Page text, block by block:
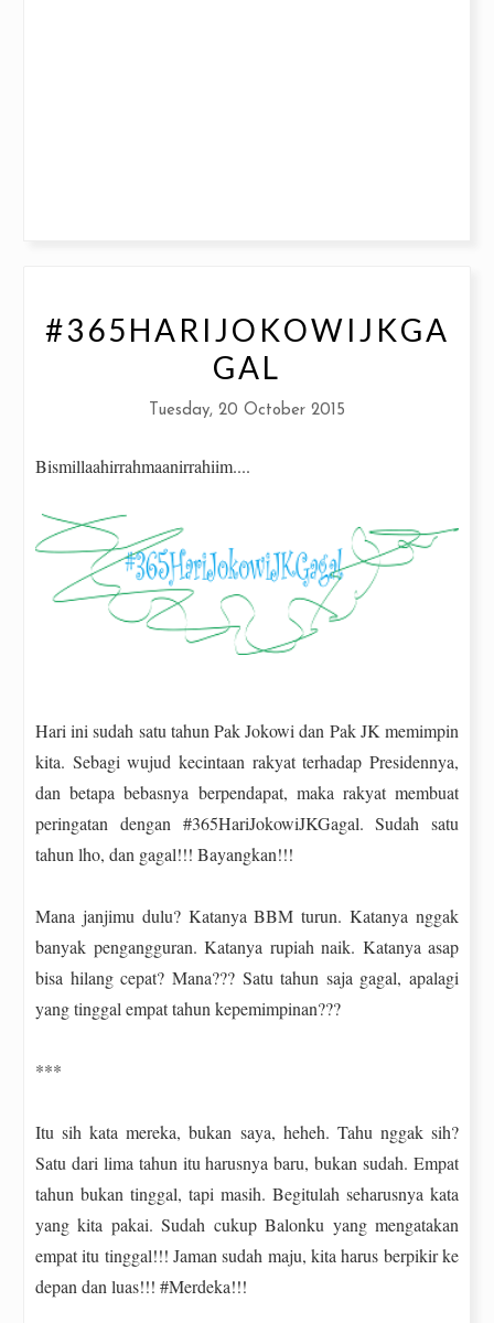
#365HARIJOKOWIJKGA
GAL
Tuesday, 20 October 2015
Bismillaahirrahmaanirrahiim....
Hari ini sudah satu tahun Pak Jokowi dan Pak JK memimpin
kita. Sebagi wujud kecintaan rakyat terhadap Presidennya,
dan betapa bebasnya berpendapat, maka rakyat membuat
peringatan dengan #365HariJokowiJKGagal. Sudah satu
tahun lho, dan gagal!!! Bayangkan!!!
Mana janjimu dulu? Katanya BBM turun. Katanya nggak
banyak pengangguran. Katanya rupiah naik. Katanya asap
bisa hilang cepat? Mana??? Satu tahun saja gagal, apalagi
yang tinggal empat tahun kepemimpinan???
***
Itu sih kata mereka, bukan saya, heheh. Tahu nggak sih?
Satu dari lima tahun itu harusnya baru, bukan sudah. Empat
tahun bukan tinggal, tapi masih. Begitulah seharusnya kata
yang kita pakai. Sudah cukup Balonku yang mengatakan
empat itu tinggal!!! Jaman sudah maju, kita harus berpikir ke
depan dan luas!!! #Merdeka!!!